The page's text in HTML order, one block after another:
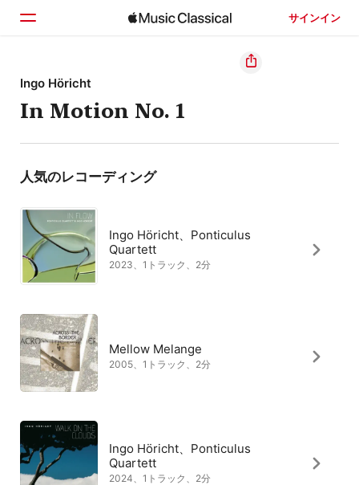
サインイン
ホーム
見つける
検索
Ingo Höricht
In Motion No. 1
人気のレコーディング
Ingo Höricht、Ponticulus
Quartett
2023、1トラック、2分
Mellow Melange
2005、1トラック、2分
Ingo Höricht、Ponticulus
Quartett
2024、1トラック、2分